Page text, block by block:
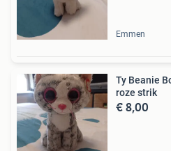
Emmen
Ty Beanie
roze strik
€ 8,00